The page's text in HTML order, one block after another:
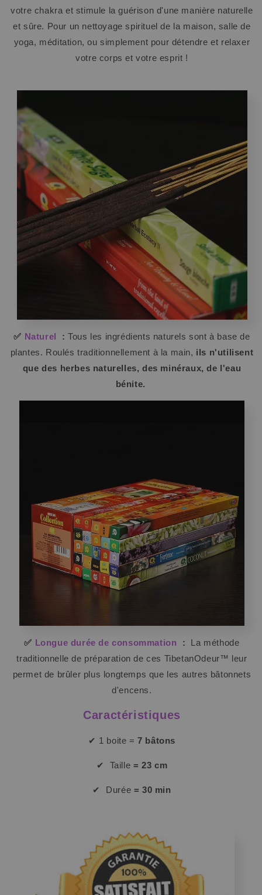
votre chakra et stimule la guérison d'une manière naturelle
et sûre. Pour un nettoyage spirituel de la maison, salle de
yoga, méditation, ou simplement pour détendre et relaxer
votre corps et votre esprit !
✅ Naturel : Tous les ingrédients naturels sont à base de
plantes. Roulés traditionnellement à la main, ils n'utilisent
que des herbes naturelles, des minéraux, de l'eau
bénite.
✅ Longue durée de consommation : La méthode
traditionnelle de préparation de ces TibetanOdeur™ leur
permet de brûler plus longtemps que les autres bâtonnets
d'encens.
Caractéristiques
✔ 1 boite =7 bâtons
✔ Taille = 23 cm
✔ Durée = 30 min